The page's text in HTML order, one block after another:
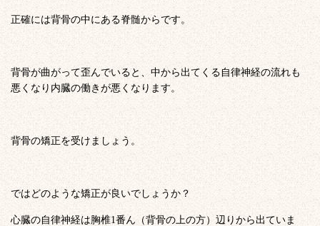
正確には背骨の中にある脊髄からです。
背骨が曲がって歪んでいると、中から出てくる自律神経の流れも
悪くなり内臓の働きが悪くなります。
背骨の矯正を受けましょう。
ではどのような矯正が良いでしょうか？
心臓の自律神経は胸椎1番ん（背骨の上の方）辺りから出ていま